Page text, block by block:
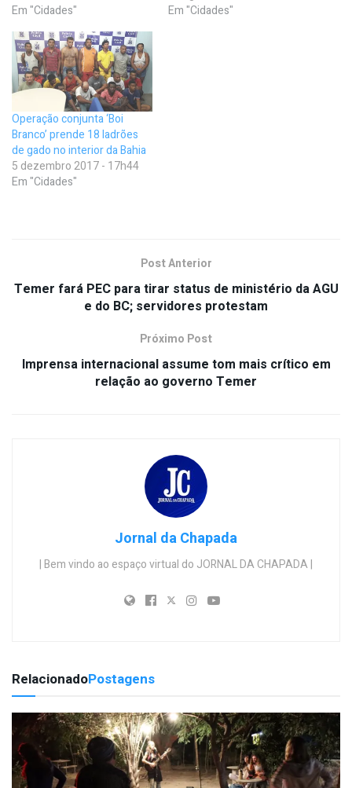
Em "Cidades"
Em "Cidades"
Operação conjunta ‘Boi
Branco’ prende 18 ladrões
de gado no interior da Bahia
5 dezembro 2017 - 17h44
Em "Cidades"
Post Anterior
Temer fará PEC para tirar status de ministério da AGU
e do BC; servidores protestam
Próximo Post
Imprensa internacional assume tom mais crítico em
relação ao governo Temer
Jornal da Chapada
| Bem vindo ao espaço virtual do JORNAL DA CHAPADA |
RelacionadoPostagens